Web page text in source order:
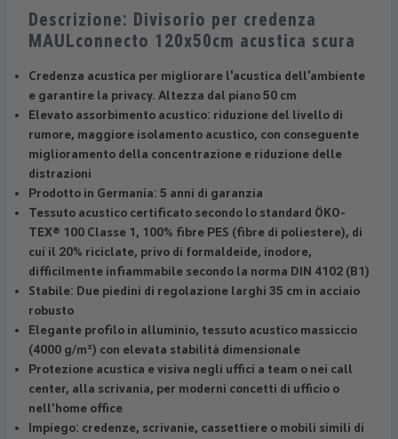
Descrizione: Divisorio per credenza
MAULconnecto 120x50cm acustica scura
Credenza acustica per migliorare l'acustica dell'ambiente
e garantire la privacy. Altezza dal piano 50 cm
Elevato assorbimento acustico: riduzione del livello di
rumore, maggiore isolamento acustico, con conseguente
miglioramento della concentrazione e riduzione delle
distrazioni
Prodotto in Germania: 5 anni di garanzia
Tessuto acustico certificato secondo lo standard ÖKO-
TEX® 100 Classe 1, 100% fibre PES (fibre di poliestere), di
cui il 20% riciclate, privo di formaldeide, inodore,
difficilmente infiammabile secondo la norma DIN 4102 (B1)
Stabile: Due piedini di regolazione larghi 35 cm in acciaio
robusto
Elegante profilo in alluminio, tessuto acustico massiccio
(4000 g/m²) con elevata stabilità dimensionale
Protezione acustica e visiva negli uffici a team o nei call
center, alla scrivania, per moderni concetti di ufficio o
nell’home office
Impiego: credenze, scrivanie, cassettiere o mobili simili di